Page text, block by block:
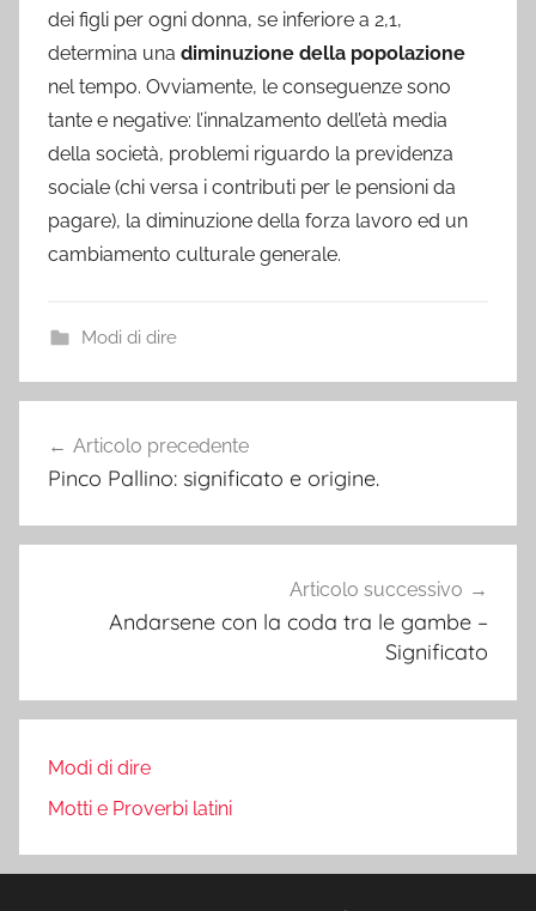
dei figli per ogni donna, se inferiore a 2,1,
determina una diminuzione della popolazione
nel tempo. Ovviamente, le conseguenze sono
tante e negative: l’innalzamento dell’età media
della società, problemi riguardo la previdenza
sociale (chi versa i contributi per le pensioni da
pagare), la diminuzione della forza lavoro ed un
cambiamento culturale generale.
Modi di dire
articoli
Articolo precedente
Pinco Pallino: significato e origine.
Articolo successivo
Andarsene con la coda tra le gambe –
Significato
Modi di dire
Motti e Proverbi latini